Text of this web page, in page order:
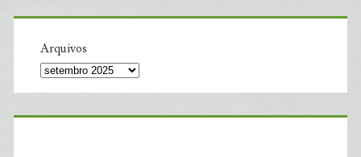
Arquivos